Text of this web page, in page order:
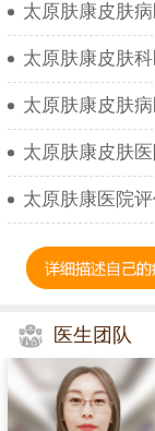
太原肤康皮肤
太原肤康皮肤
太原肤康皮肤
太原肤康皮肤
太原肤康医院
医生团队